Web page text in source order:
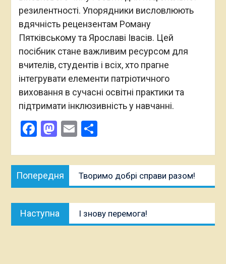
резилентності. Упорядники висловлюють
вдячність рецензентам Роману
Пятківському та Ярославі Івасів. Цей
посібник стане важливим ресурсом для
вчителів, студентів і всіх, хто прагне
інтегрувати елементи патріотичного
виховання в сучасні освітні практики та
підтримати інклюзивність у навчанні.
Facebook
Mastodon
EmailПоділитися
Навігація
записів
Попередня
публікація:
Творимо добрі справи разом!
Наступна
публікація:
І знову перемога!